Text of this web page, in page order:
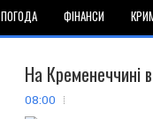
ПОГОДА ФІНАНСИ
На Кременеччині
08:00